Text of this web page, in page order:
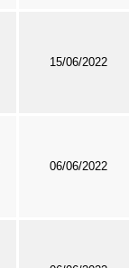
15/06/2022
06/06/2022